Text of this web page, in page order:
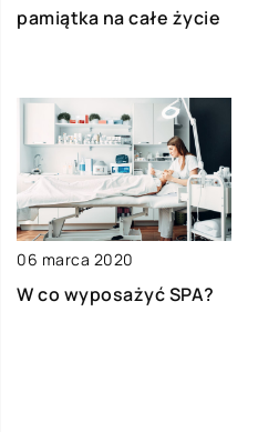
pamiątka na całe życie
06 marca 2020
W co wyposażyć SPA?